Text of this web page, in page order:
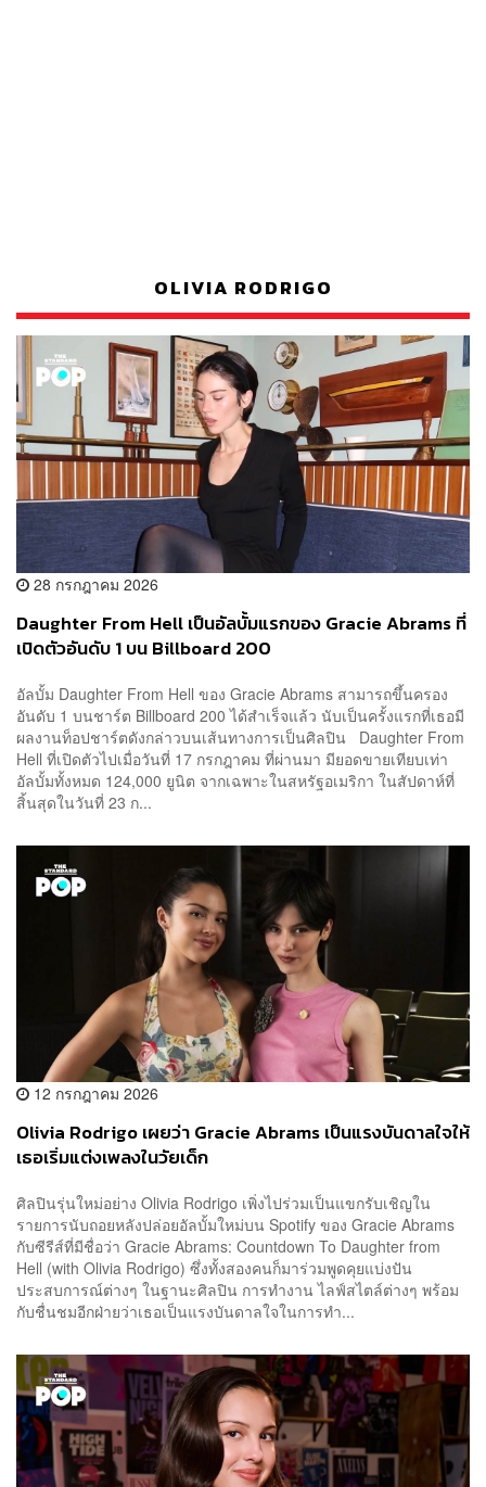
OLIVIA RODRIGO
28 กรกฎาคม 2026
Daughter From Hell เป็นอัลบั้มแรกของ Gracie Abrams ที่
เปิดตัวอันดับ 1 บน Billboard 200
อัลบั้ม Daughter From Hell ของ Gracie Abrams สามารถขึ้นครอง
อันดับ 1 บนชาร์ต Billboard 200 ได้สำเร็จแล้ว นับเป็นครั้งแรกที่เธอมี
ผลงานท็อปชาร์ตดังกล่าวบนเส้นทางการเป็นศิลปิน Daughter From
Hell ที่เปิดตัวไปเมื่อวันที่ 17 กรกฎาคม ที่ผ่านมา มียอดขายเทียบเท่า
อัลบั้มทั้งหมด 124,000 ยูนิต จากเฉพาะในสหรัฐอเมริกา ในสัปดาห์ที่
สิ้นสุดในวันที่ 23 ก...
12 กรกฎาคม 2026
Olivia Rodrigo เผยว่า Gracie Abrams เป็นแรงบันดาลใจให้
เธอเริ่มแต่งเพลงในวัยเด็ก
ศิลปินรุ่นใหม่อย่าง Olivia Rodrigo เพิ่งไปร่วมเป็นแขกรับเชิญใน
รายการนับถอยหลังปล่อยอัลบั้มใหม่บน Spotify ของ Gracie Abrams
กับซีรีส์ที่มีชื่อว่า Gracie Abrams: Countdown To Daughter from
Hell (with Olivia Rodrigo) ซึ่งทั้งสองคนก็มาร่วมพูดคุยแบ่งปัน
ประสบการณ์ต่างๆ ในฐานะศิลปิน การทำงาน ไลฟ์สไตล์ต่างๆ พร้อม
กับชื่นชมอีกฝ่ายว่าเธอเป็นแรงบันดาลใจในการทำ...